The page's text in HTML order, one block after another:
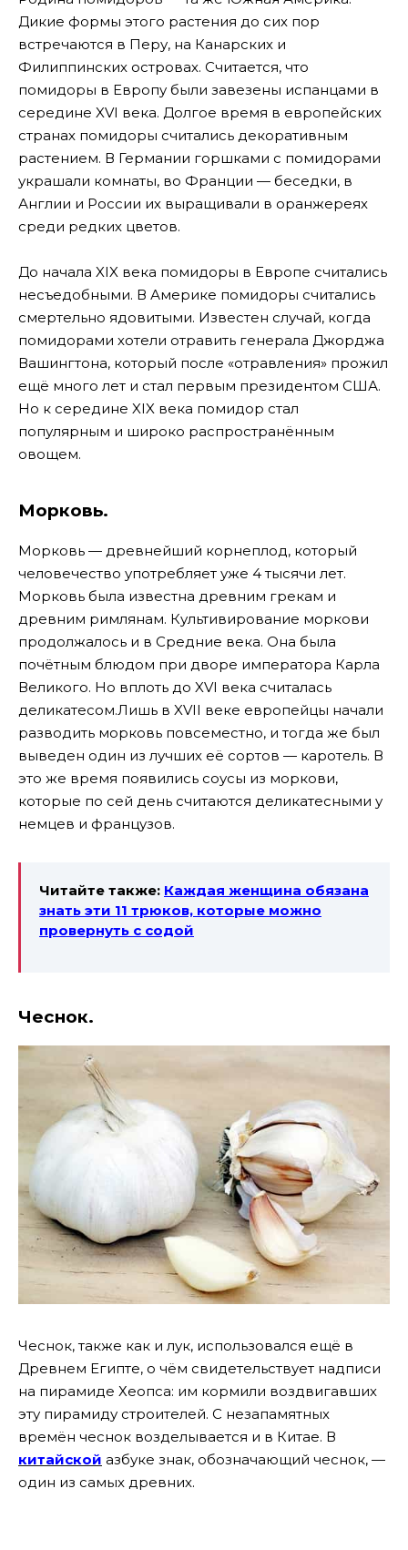
Дикие формы этого растения до сих пор
встречаются в Перу, на Канарских и
Филиппинских островах. Считается, что
помидоры в Европу были завезены испанцами в
середине XVI века. Долгое время в европейских
странах помидоры считались декоративным
растением. В Германии горшками с помидорами
украшали комнаты, во Франции — беседки, в
Англии и России их выращивали в оранжереях
среди редких цветов.
До начала XIX века помидоры в Европе считались
несъедобными. В Америке помидоры считались
смертельно ядовитыми. Известен случай, когда
помидорами хотели отравить генерала Джорджа
Вашингтона, который после «отравления» прожил
ещё много лет и стал первым президентом США.
Но к середине XIX века помидор стал
популярным и широко распространённым
овощем.
Морковь.
Морковь — древнейший корнеплод, который
человечество употребляет уже 4 тысячи лет.
Морковь была известна древним грекам и
древним римлянам. Культивирование моркови
продолжалось и в Средние века. Она была
почётным блюдом при дворе императора Карла
Великого. Но вплоть до XVI века считалась
деликатесом.Лишь в XVII веке европейцы начали
разводить морковь повсеместно, и тогда же был
выведен один из лучших её сортов — каротель. В
это же время появились соусы из моркови,
которые по сей день считаются деликатесными у
немцев и французов.
Читайте также: Каждая женщина обязана
знать эти 11 трюков, которые можно
провернуть с содой
Чеснок.
Чеснок, также как и лук, использовался ещё в
Древнем Египте, о чём свидетельствует надписи
на пирамиде Хеопса: им кормили воздвигавших
эту пирамиду строителей. С незапамятных
времён чеснок возделывается и в Китае. В
китайской азбуке знак, обозначающий чеснок, —
один из самых древних.